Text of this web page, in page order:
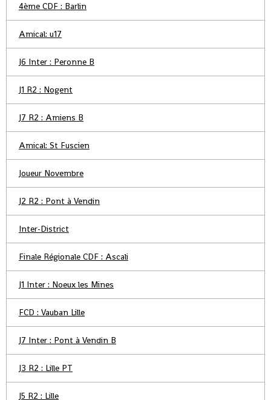
4ème CDF : Barlin
Amical: u17
J6 Inter : Peronne B
J1 R2 : Nogent
J7 R2 : Amiens B
Amical: St Fuscien
Joueur Novembre
J2 R2 : Pont à Vendin
Inter-District
Finale Régionale CDF : Ascali
J1 Inter : Noeux les Mines
FCD : Vauban Lille
J7 Inter : Pont à Vendin B
J3 R2 : Lille PT
J5 R2 : Lille